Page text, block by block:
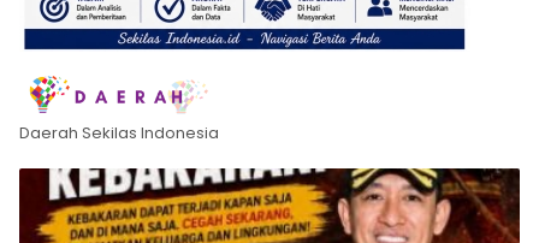
Daerah Sekilas Indonesia